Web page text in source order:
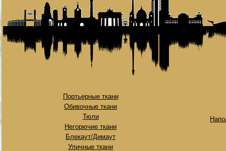
Портьерные ткани
Обивочные ткани
Тюли
Негорючие ткани
Блекаут/Димаут
Уличные ткани